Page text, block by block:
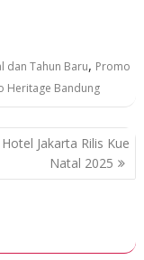
dan Tahun Baru, Promo
Heritage Bandung
Jakarta Rilis Kue
Natal 2025